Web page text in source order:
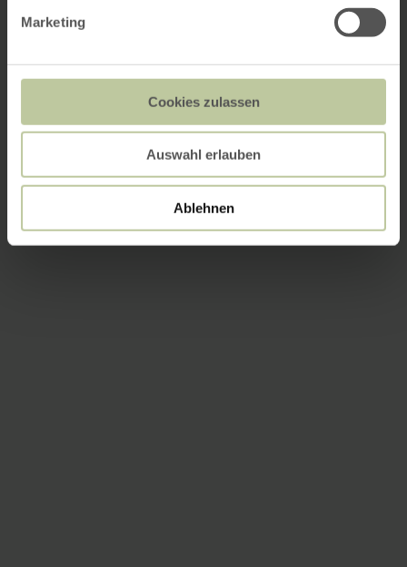
Marketing
Cookies zulassen
Auswahl erlauben
Ablehnen